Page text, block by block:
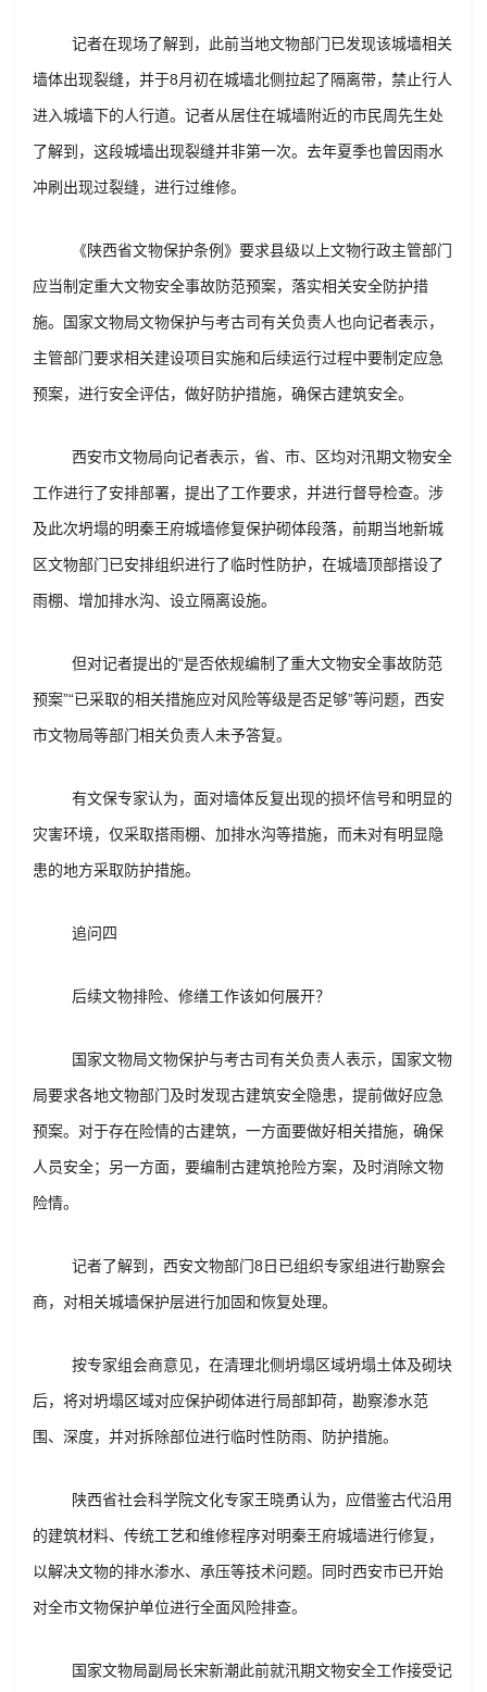
记者在现场了解到，此前当地文物部门已发现该城墙相关
墙体出现裂缝，并于8月初在城墙北侧拉起了隔离带，禁止行人
进入城墙下的人行道。记者从居住在城墙附近的市民周先生处
了解到，这段城墙出现裂缝并非第一次。去年夏季也曾因雨水
冲刷出现过裂缝，进行过维修。
《陕西省文物保护条例》要求县级以上文物行政主管部门
应当制定重大文物安全事故防范预案，落实相关安全防护措
施。国家文物局文物保护与考古司有关负责人也向记者表示，
主管部门要求相关建设项目实施和后续运行过程中要制定应急
预案，进行安全评估，做好防护措施，确保古建筑安全。
西安市文物局向记者表示，省、市、区均对汛期文物安全
工作进行了安排部署，提出了工作要求，并进行督导检查。涉
及此次坍塌的明秦王府城墙修复保护砌体段落，前期当地新城
区文物部门已安排组织进行了临时性防护，在城墙顶部搭设了
雨棚、增加排水沟、设立隔离设施。
但对记者提出的“是否依规编制了重大文物安全事故防范
预案”“已采取的相关措施应对风险等级是否足够”等问题，西安
市文物局等部门相关负责人未予答复。
有文保专家认为，面对墙体反复出现的损坏信号和明显的
灾害环境，仅采取搭雨棚、加排水沟等措施，而未对有明显隐
患的地方采取防护措施。
追问四
后续文物排险、修缮工作该如何展开？
国家文物局文物保护与考古司有关负责人表示，国家文物
局要求各地文物部门及时发现古建筑安全隐患，提前做好应急
预案。对于存在险情的古建筑，一方面要做好相关措施，确保
人员安全；另一方面，要编制古建筑抢险方案，及时消除文物
险情。
记者了解到，西安文物部门8日已组织专家组进行勘察会
商，对相关城墙保护层进行加固和恢复处理。
按专家组会商意见，在清理北侧坍塌区域坍塌土体及砌块
后，将对坍塌区域对应保护砌体进行局部卸荷，勘察渗水范
围、深度，并对拆除部位进行临时性防雨、防护措施。
陕西省社会科学院文化专家王晓勇认为，应借鉴古代沿用
的建筑材料、传统工艺和维修程序对明秦王府城墙进行修复，
以解决文物的排水渗水、承压等技术问题。同时西安市已开始
对全市文物保护单位进行全面风险排查。
国家文物局副局长宋新潮此前就汛期文物安全工作接受记